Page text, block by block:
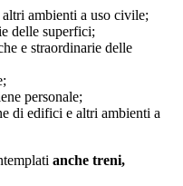
ambienti a uso civile;
delle superfici;
e straordinarie delle
personale;
di edifici e altri ambienti a
anche treni,